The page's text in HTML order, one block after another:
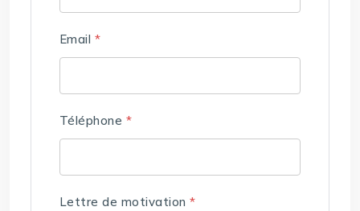
Email *
Téléphone *
Lettre de motivation*